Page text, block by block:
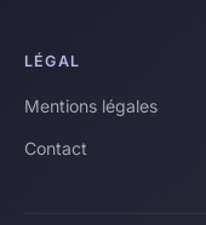
LÉGAL
Mentions légales
Contact